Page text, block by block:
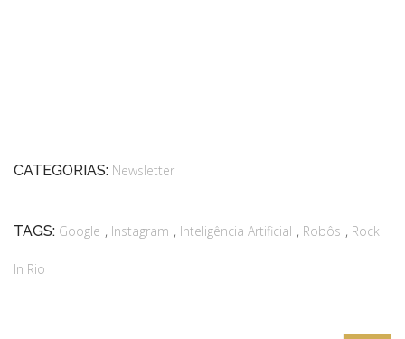
CATEGORIAS: Newsletter
TAGS: Google , Instagram , Inteligência Artificial , Robôs , Rock
In Rio